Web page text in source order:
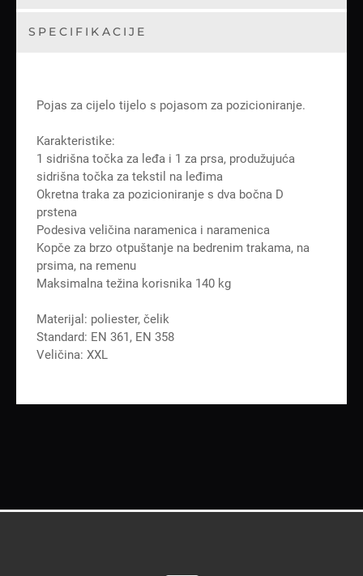
SPECIFIKACIJE
Pojas za cijelo tijelo s pojasom za pozicioniranje.
Karakteristike:
1 sidrišna točka za leđa i 1 za prsa, produžujuća
sidrišna točka za tekstil na leđima
Okretna traka za pozicioniranje s dva bočna D
prstena
Podesiva veličina naramenica i naramenica
Kopče za brzo otpuštanje na bedrenim trakama, na
prsima, na remenu
Maksimalna težina korisnika 140 kg
Materijal: poliester, čelik
Standard: EN 361, EN 358
Veličina: XXL